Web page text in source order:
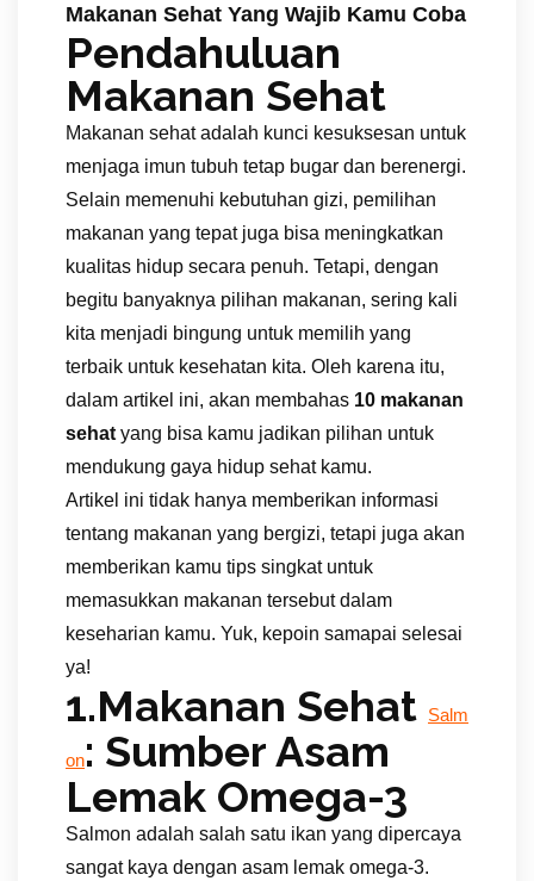
Makanan Sehat Yang Wajib Kamu Coba
Pendahuluan
Makanan Sehat
Makanan sehat adalah kunci kesuksesan untuk
menjaga imun tubuh tetap bugar dan berenergi.
Selain memenuhi kebutuhan gizi, pemilihan
makanan yang tepat juga bisa meningkatkan
kualitas hidup secara penuh. Tetapi, dengan
begitu banyaknya pilihan makanan, sering kali
kita menjadi bingung untuk memilih yang
terbaik untuk kesehatan kita. Oleh karena itu,
dalam artikel ini, akan membahas 10 makanan
sehat yang bisa kamu jadikan pilihan untuk
mendukung gaya hidup sehat kamu.
Artikel ini tidak hanya memberikan informasi
tentang makanan yang bergizi, tetapi juga akan
memberikan kamu tips singkat untuk
memasukkan makanan tersebut dalam
keseharian kamu. Yuk, kepoin samapai selesai
ya!
1.Makanan Sehat Salm
on: Sumber Asam
Lemak Omega-3
Salmon adalah salah satu ikan yang dipercaya
sangat kaya dengan asam lemak omega-3.